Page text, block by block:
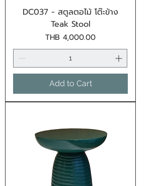
DC037 - สตูลตอไม้ โต๊ะข้าง
Teak Stool
Price
THB 4,000.00
Add to Cart